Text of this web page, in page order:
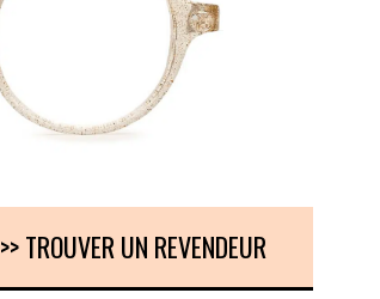
>> TROUVER UN REVENDEUR